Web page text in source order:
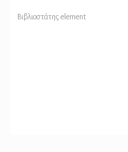
Βιβλιοστάτης element